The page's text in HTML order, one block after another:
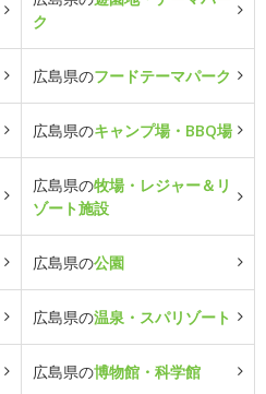
ク
広島県のフードテーマパーク
広島県のキャンプ場・BBQ場
広島県の牧場・レジャー＆リ
ゾート施設
広島県の公園
広島県の温泉・スパリゾート
広島県の博物館・科学館